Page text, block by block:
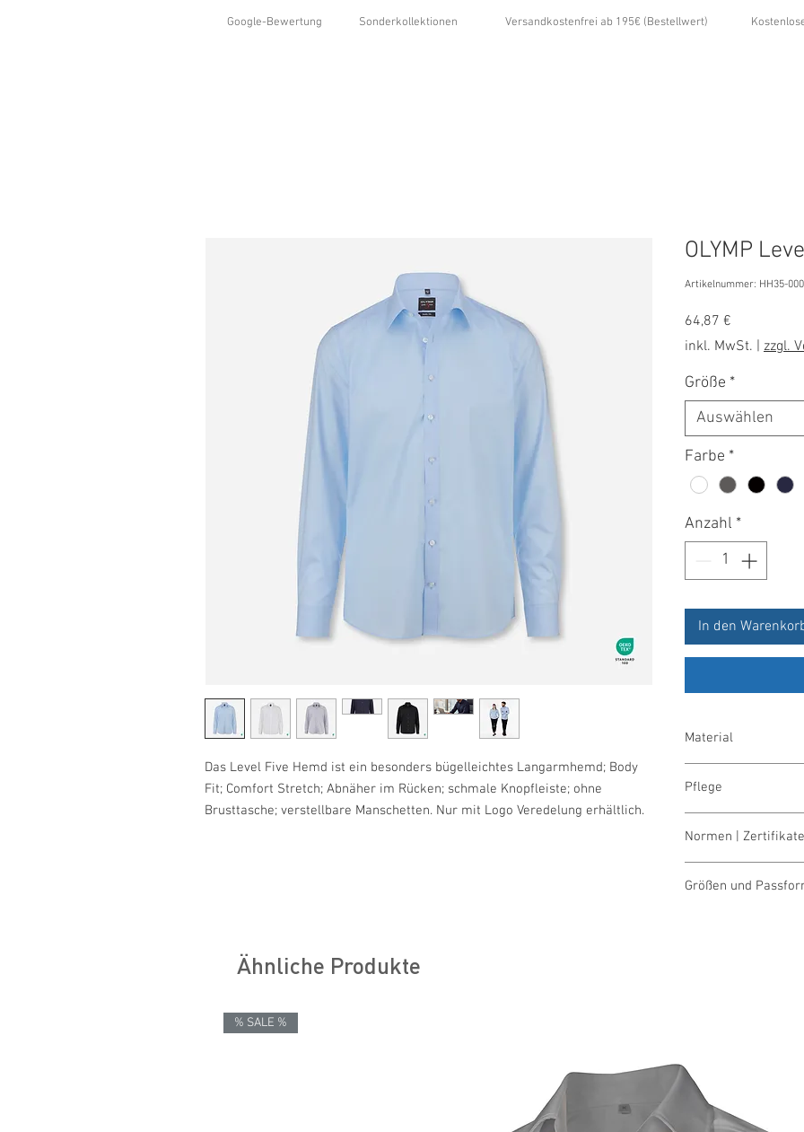
Google-Bewertung Sonderkollektionen Versandkostenfrei ab 195€ (Bestellwert)
Das Level Five Hemd ist ein besonders bügelleichtes Langarmhemd; Body
Fit; Comfort Stretch; Abnäher im Rücken; schmale Knopfleiste; ohne
Brusttasche; verstellbare Manschetten. Nur mit Logo Veredelung erhältlich.
OLYMP
Artikelnummer: HH35-
64,87 €
inkl. MwSt.
zzgl.
Größe *
Auswählen
Farbe *
Anzahl *
In den
Material
Pflege
Normen |
Größen und
Ähnliche Produkte
% SALE %